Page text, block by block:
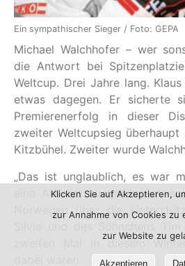
Ein sympathischer Sieger / Foto: GEPA
Michael Walchhofer – wer
die Antwort bei
Weltcup. Drei Jahre lang.
etwas dagegen. Er sicherte
Premierenerfolg in dieser
zweiter Weltcupsieg überhaupt
Kitzbühel. Zweiter wurde
„Das ist unglaublich, es war
eine Abfahrt zu gewinnen“,
Norwegen über die
zweiten Mal in diesem
Klicken Sie auf Akzeptieren,
zur Annahme von Cookies zu
zur Website zu
Akzeptieren